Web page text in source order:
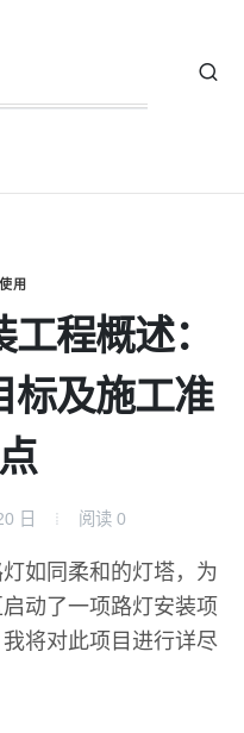
用
程概述：
标及施工准
日 阅读 0
如同柔和的灯塔，为
动了一项路灯安装项
将对此项目进行详尽